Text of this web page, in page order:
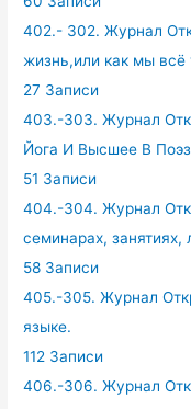
402.- 302. Журнал
жизнь,или как мы всё
27 Записи
403.-303. Журнал
Йога И Высшее В
51 Записи
404.-304. Журнал
семинарах, занятиях,
58 Записи
405.-305. Журнал
языке.
112 Записи
406.-306. Журнал